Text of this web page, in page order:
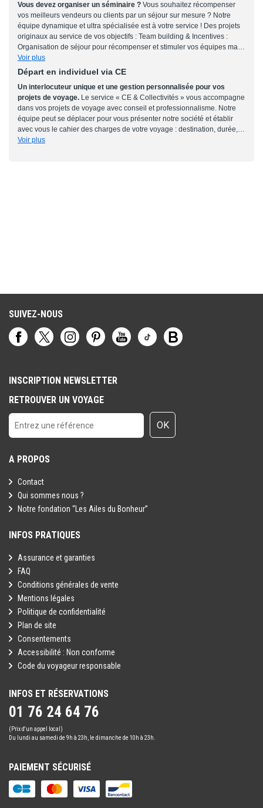
déjeuner au All Inclusive, dans des hôtels adaptés, de l'hôtel Club
Animé au petit hôtel de charme, le tout à travers une sélection d'hôtels
claire et garantie.
Vous devez organiser un séminaire ? Vous souhaitez récompenser
vos meilleurs vendeurs ou clients par un séjour sur mesure ? Notre
équipe dynamique et ultra spécialisée est à votre service ! Des projets
originaux au service de vos objectifs : Team building & Incentives :
Organisation de séjour pour récompenser et stimuler vos équipes mais
aussi pour les motiver et les fédérer autour de l'entreprise. Une manière
originale et efficace, tout en minimisant ses budgets, de fidéliser ses
clients ou ses équipes de vente. Séminaires & Conventions :
Organisation d'un événement rassemblant les acteurs de l'entreprise
pour se former, s'informer et échanger. Congrès : Organisation de
l'événement de A à Z : Gestion du transport et de l'hébergement,
logistique des réunions, organisation des programmes et des soirées.
Prise en charge de votre manifestation dans sa globalité en France ou
à l'étranger.
Voir plus
Départ en individuel via CE
Un interlocuteur unique et une gestion personnalisée pour vos
projets de voyage. Le service « CE & Collectivités » vous accompagne
dans vos projets de voyage avec conseil et professionnalisme. Notre
équipe peut se déplacer pour vous présenter notre société et établir
avec vous le cahier des charges de votre voyage : destination, durée,
budget, période. Notre positionnement en tant que Tour Opérateur nous
Voir plus
SUIVEZ-NOUS
INSCRIPTION NEWSLETTER
RETROUVER UN VOYAGE
OK
A PROPOS
Contact
Qui sommes nous ?
Notre fondation “Les Ailes du Bonheur”
INFOS PRATIQUES
Assurance et garanties
FAQ
Conditions générales de vente
Mentions légales
Politique de confidentialité
Plan de site
Consentements
Accessibilité : Non conforme
Code du voyageur responsable
INFOS ET RÉSERVATIONS
01 76 24 64 76
(Prix d'un appel local)
Du lundi au samedi de 9h à 23h, le dimanche de 10h à 23h.
PAIEMENT SÉCURISÉ